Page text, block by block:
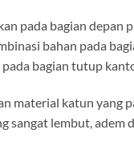
pada bagian depan
bahan pada
bagian tutup
material katun yang
sangat lembut,